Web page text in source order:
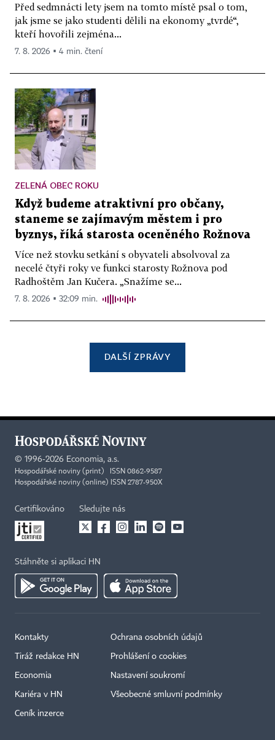
Před sedmnácti lety jsem na tomto místě psal o tom,
jak jsme se jako studenti dělili na ekonomy „tvrdé“,
kteří hovořili zejména...
7. 8. 2026 ▪ 4 min. čtení
ZELENÁ OBEC ROKU
Když budeme atraktivní pro občany,
staneme se zajímavým městem i pro
byznys, říká starosta oceněného Rožnova
Více než stovku setkání s obyvateli absolvoval za
necelé čtyři roky ve funkci starosty Rožnova pod
Radhoštěm Jan Kučera. „Snažíme se...
7. 8. 2026 ▪ 32:09 min.
DALŠÍ ZPRÁVY
© 1996-2026 Economia, a.s.
Hospodářské noviny (print) ISSN 0862-9587
Hospodářské noviny (online) ISSN 2787-950X
Certifikováno Sledujte nás
Stáhněte si aplikaci HN
Kontakty
Tiráž redakce HN
Economia
Kariéra v HN
Ceník inzerce
Ochrana osobních údajů
Prohlášení o cookies
Nastavení soukromí
Všeobecné smluvní podmínky